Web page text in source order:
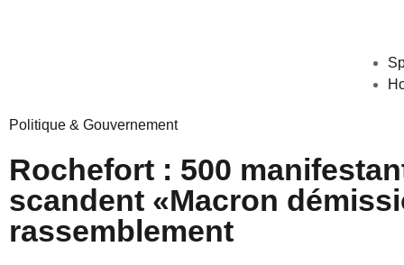
Politique & Gouvernement
Rochefort : 500
scandent «Macron
rassemblement